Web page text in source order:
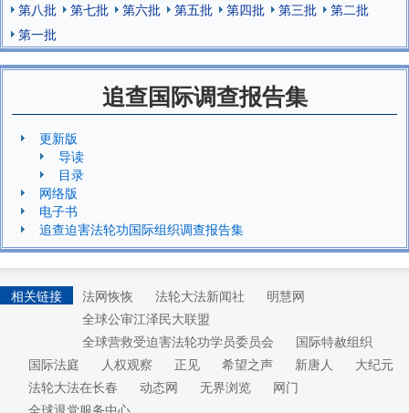
第八批
第七批 第六批 第五批 第四批 第三批
第二批
第一批
追查国际调查报告集
更新版
导读
目录
网络版
电子书
追查迫害法轮功国际组织调查报告集
相关链接 法网恢恢 法轮大法新闻社
明慧网
全球公审江泽民大联盟
全球营救受迫害法轮功学员委员会
国际特赦组织
国际法庭
人权观察 正见 希望之声 新唐人
大纪元
法轮大法在长春
动态网 无界浏览
网门
全球退党服务中心